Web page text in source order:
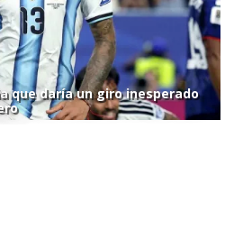
que daría un giro inesperado